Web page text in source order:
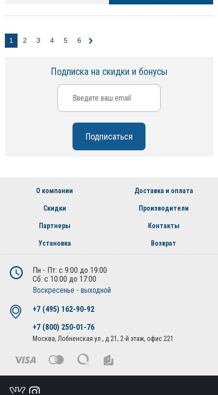
1 2 3 4 5 6
Подписка на скидки и бонусы
О компании Доставка и оплата
Скидки Производители
Партнеры Контакты
Установка Возврат
Пн - Пт: с 9:00 до 19:00
Сб: с 10:00 до 17:00
Воскресенье - выходной
+7 (495) 162-90-92
+7 (800) 250-01-76
Москва, Лобненская ул., д.21, 2-й этаж, офис 221